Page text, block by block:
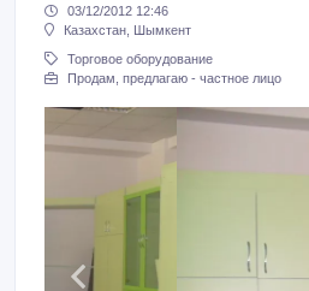
03/12/2012 12:46
Казахстан, Шымкент
Торговое оборудование
Продам, предлагаю - частное лицо